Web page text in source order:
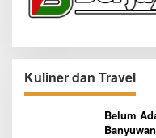
Kuliner dan Travel
Belum